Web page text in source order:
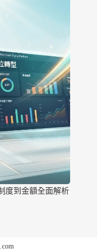
度到金額全面解析